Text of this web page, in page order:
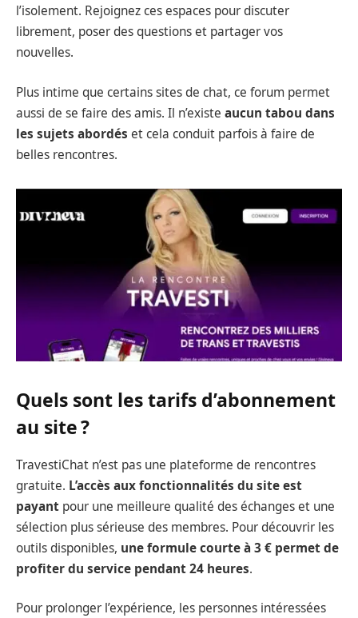
l’isolement. Rejoignez ces espaces pour discuter
librement, poser des questions et partager vos
nouvelles.
Plus intime que certains sites de chat, ce forum permet
aussi de se faire des amis. Il n’existe aucun tabou dans
les sujets abordés et cela conduit parfois à faire de
belles rencontres.
Quels sont les tarifs d’abonnement
au site ?
TravestiChat n’est pas une plateforme de rencontres
gratuite. L’accès aux fonctionnalités du site est
payant pour une meilleure qualité des échanges et une
sélection plus sérieuse des membres. Pour découvrir les
outils disponibles, une formule courte à 3 € permet de
profiter du service pendant 24 heures.
Pour prolonger l’expérience, les personnes intéressées